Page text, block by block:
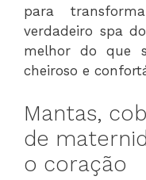
para
verdadeiro spa
melhor do que
cheiroso e
Mantas,
de
o coração